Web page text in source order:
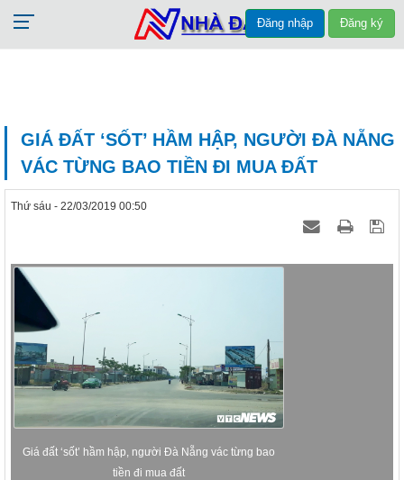
Đăng nhập Đăng ký
GIÁ ĐẤT ‘SỐT’ HẦM HẬP, NGƯỜI ĐÀ NẴNG
VÁC TỪNG BAO TIỀN ĐI MUA ĐẤT
Thứ sáu - 22/03/2019 00:50
Giá đất ‘sốt’ hầm hập, người Đà Nẵng vác từng bao
tiền đi mua đất